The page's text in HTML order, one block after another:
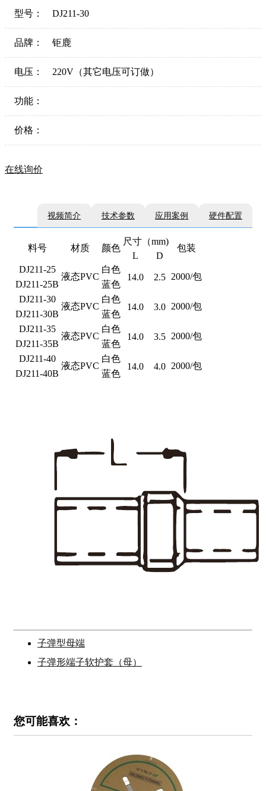
型号： DJ211-30
品牌： 钜鹿
电压： 220V（其它电压可订做）
功能：
价格：
在线询价
视频简介 技术参数 应用案例 硬件配置
料号 材质 颜色
尺寸（mm)
包装
L
D
DJ211-25
液态PVC
白色
14.0 2.5 2000/包
DJ211-25B
蓝色
DJ211-30
液态PVC
白色
14.0 3.0 2000/包
DJ211-30B
蓝色
DJ211-35
液态PVC
白色
14.0 3.5 2000/包
DJ211-35B
蓝色
DJ211-40
液态PVC
白色
14.0 4.0 2000/包
DJ211-40B 蓝色
子弹型母端
子弹形端子软护套（母）
您可能喜欢：